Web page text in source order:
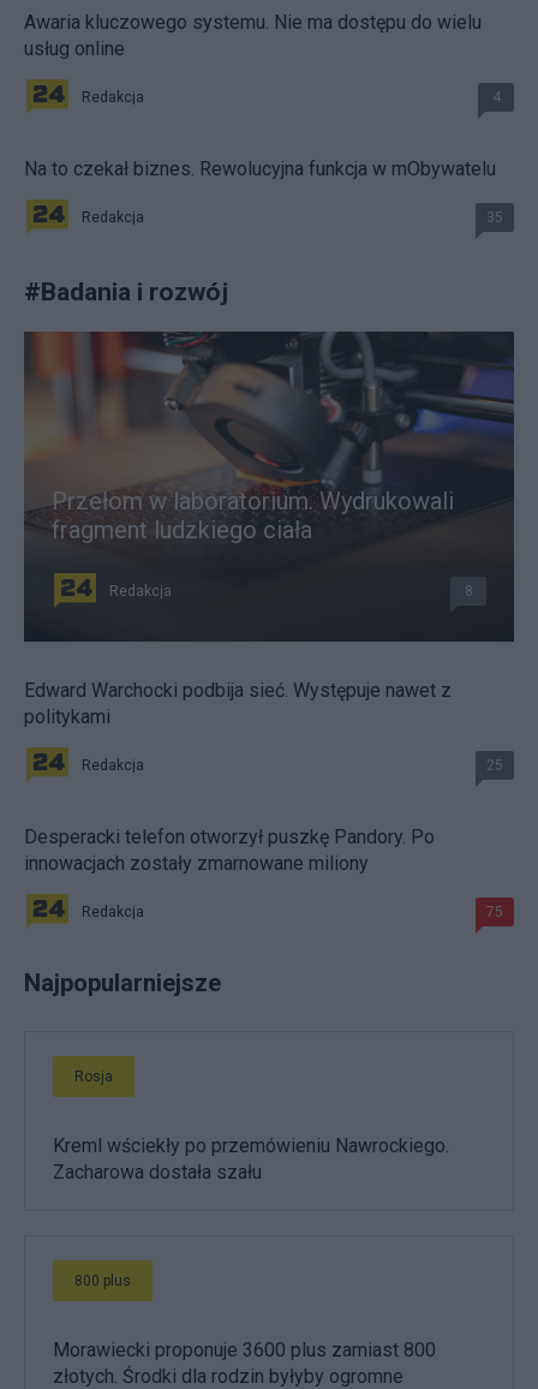
Awaria kluczowego systemu. Nie ma dostępu do wielu
usług online
Redakcja 4
Na to czekał biznes. Rewolucyjna funkcja w mObywatelu
Redakcja 35
#Badania i rozwój
Przełom w laboratorium. Wydrukowali
fragment ludzkiego ciała
Redakcja 8
Edward Warchocki podbija sieć. Występuje nawet z
politykami
Redakcja 25
Desperacki telefon otworzył puszkę Pandory. Po
innowacjach zostały zmarnowane miliony
Redakcja 75
Najpopularniejsze
Rosja
Kreml wściekły po przemówieniu Nawrockiego.
Zacharowa dostała szału
800 plus
Morawiecki proponuje 3600 plus zamiast 800
złotych. Środki dla rodzin byłyby ogromne